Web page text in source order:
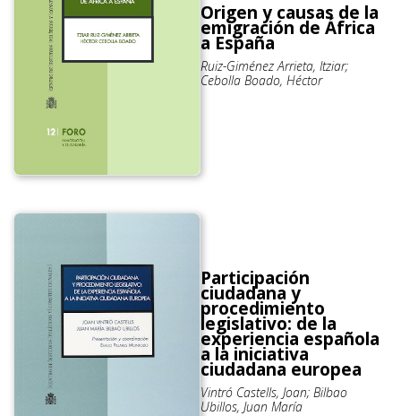
Origen y causas de la
emigración de África
a España
Ruiz-Giménez Arrieta, Itziar;
Cebolla Boado, Héctor
Participación
ciudadana y
procedimiento
legislativo: de la
experiencia española
a la iniciativa
ciudadana europea
Vintró Castells, Joan; Bilbao
Ubillos, Juan María